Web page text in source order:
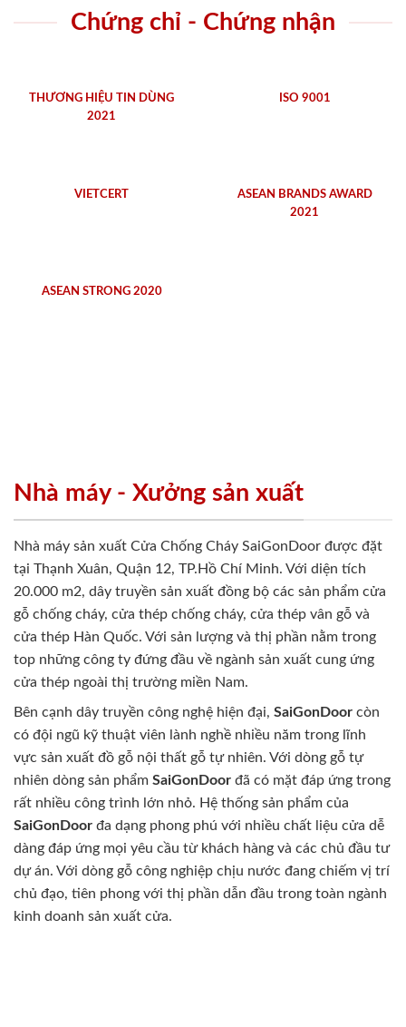
Chứng chỉ - Chứng nhận
THƯƠNG HIỆU TIN DÙNG
2021
ISO 9001
VIETCERT
ASEAN BRANDS AWARD
2021
ASEAN STRONG 2020
Nhà máy - Xưởng sản xuất
Nhà máy sản xuất Cửa Chống Cháy SaiGonDoor được đặt
tại Thạnh Xuân, Quận 12, TP.Hồ Chí Minh. Với diện tích
20.000 m2, dây truyền sản xuất đồng bộ các sản phẩm cửa
gỗ chống cháy, cửa thép chống cháy, cửa thép vân gỗ và
cửa thép Hàn Quốc. Với sản lượng và thị phần nằm trong
top những công ty đứng đầu về ngành sản xuất cung ứng
cửa thép ngoài thị trường miền Nam.
Bên cạnh dây truyền công nghệ hiện đại, SaiGonDoor còn
có đội ngũ kỹ thuật viên lành nghề nhiều năm trong lĩnh
vực sản xuất đồ gỗ nội thất gỗ tự nhiên. Với dòng gỗ tự
nhiên dòng sản phẩm SaiGonDoor đã có mặt đáp ứng trong
rất nhiều công trình lớn nhỏ. Hệ thống sản phẩm của
SaiGonDoor đa dạng phong phú với nhiều chất liệu cửa dễ
dàng đáp ứng mọi yêu cầu từ khách hàng và các chủ đầu tư
dự án. Với dòng gỗ công nghiệp chịu nước đang chiếm vị trí
chủ đạo, tiên phong với thị phần dẫn đầu trong toàn ngành
kinh doanh sản xuất cửa.